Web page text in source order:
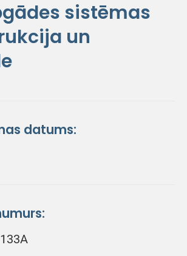
sistēmas
un
datums: